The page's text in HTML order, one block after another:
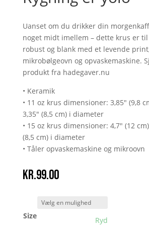
Uanset om du drikker din
noget midt imellem – dette krus er
robust og blank med et levende
mikrobølgeovn og opvaskemaskine.
produkt fra hadegaver.nu
• Keramik
• 11 oz krus dimensioner: 3,85" (9,8
3,35" (8,5 cm) i diameter
• 15 oz krus dimensioner: 4,7" (12
(8,5 cm) i diameter
• Tåler opvaskemaskine og mikroovn
kr.99.00
Size Ryd